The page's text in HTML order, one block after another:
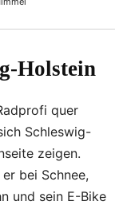
Holstein
quer
Schleswig-
zeigen.
bei Schnee,
und sein E-Bike